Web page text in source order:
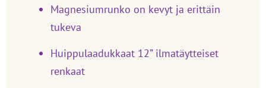
Magnesiumrunko on kevyt ja erittäin
tukeva
Huippulaadukkaat 12” ilmatäytteiset
renkaat